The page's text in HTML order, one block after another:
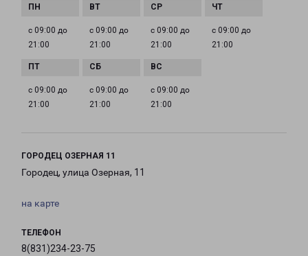
с 09:00 до
21:00
с 09:00 до
21:00
с 09:00 до
21:00
с 09:00 до
21:00
с 09:00 до
21:00
с 09:00 до
21:00
с 09:00 до
21:00
ГОРОДЕЦ ОЗЕРНАЯ 11
Городец, улица Озерная, 11
на карте
ТЕЛЕФОН
8(831)234-23-75